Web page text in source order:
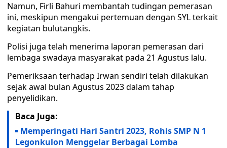
Namun, Firli Bahuri membantah tudingan pemerasan
ini, meskipun mengakui pertemuan dengan SYL terkait
kegiatan bulutangkis.
Polisi juga telah menerima laporan pemerasan dari
lembaga swadaya masyarakat pada 21 Agustus lalu.
Pemeriksaan terhadap Irwan sendiri telah dilakukan
sejak awal bulan Agustus 2023 dalam tahap
penyelidikan.
Baca Juga:
Memperingati Hari Santri 2023, Rohis SMP N 1
Legonkulon Menggelar Berbagai Lomba